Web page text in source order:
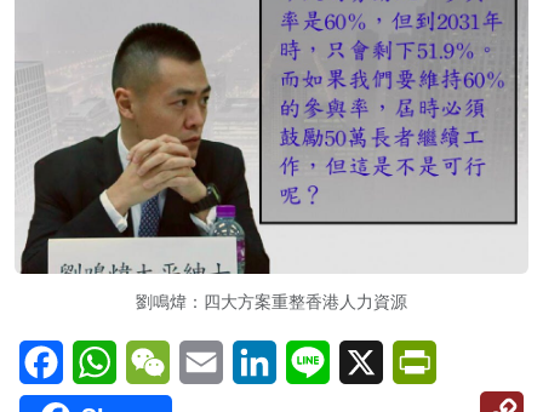
劉鳴煒：四大方案重整香港人力資源
FacebookWhatsAppWeChatEmail LinkedInLine X